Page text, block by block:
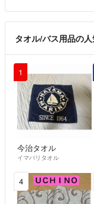
タオル/バス用品の
1
今治タオル
イマバリタオル
4